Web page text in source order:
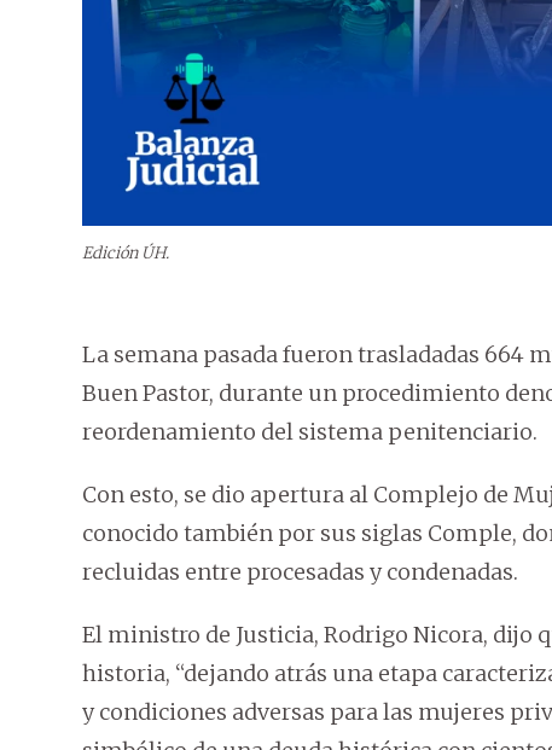
Edición ÚH.
La semana pasada fueron trasladadas 664
Buen Pastor, durante un procedimiento
reordenamiento del sistema penitenciario.
Con esto, se dio apertura al Complejo de
conocido también por sus siglas Comple,
recluidas entre procesadas y condenadas.
El ministro de Justicia, Rodrigo Nicora, dijo
historia, “dejando atrás una etapa
y condiciones adversas para las mujeres